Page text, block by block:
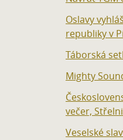
Oslavy
republiky v
Táborská
Mighty
večer,
Veselské